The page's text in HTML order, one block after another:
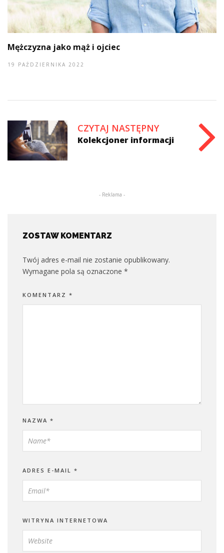
Mężczyzna jako mąż i ojciec
19 PAŹDZIERNIKA 2022
CZYTAJ NASTĘPNY
Kolekcjoner informacji
- Reklama -
ZOSTAW KOMENTARZ
Twój adres e-mail nie zostanie opublikowany.
Wymagane pola są oznaczone *
KOMENTARZ *
NAZWA *
ADRES E-MAIL *
WITRYNA INTERNETOWA